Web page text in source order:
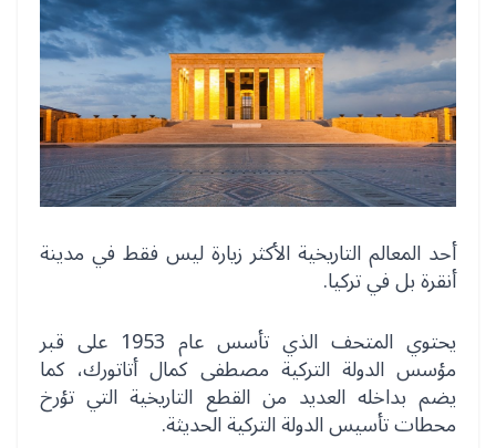
أحد المعالم التاريخية الأكثر زيارة ليس فقط في مدينة
أنقرة بل في تركيا.
يحتوي المتحف الذي تأسس عام 1953 على قبر
مؤسس الدولة التركية مصطفى كمال أتاتورك، كما
يضم بداخله العديد من القطع التاريخية التي تؤرخ
محطات تأسيس الدولة التركية الحديثة.